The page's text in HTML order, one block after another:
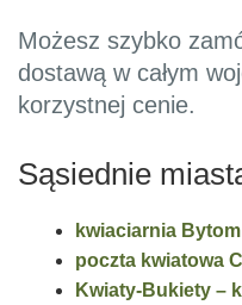
Możesz szybko
dostawą w całym
korzystnej cenie.
Sąsiednie
kwiaciarnia
poczta kwiatowa
Kwiaty-Bukiety –